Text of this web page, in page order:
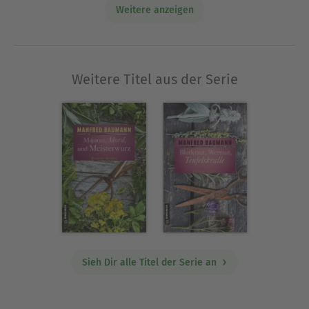
Ausblenden
Weitere anzeigen
Weitere Titel aus der Serie
Sieh Dir alle Titel der Serie an